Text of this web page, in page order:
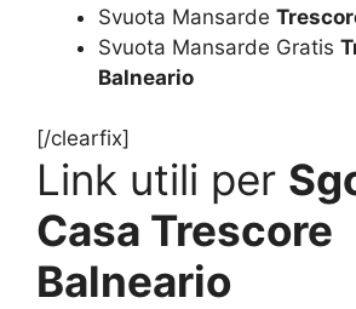
Svuota Mansarde
Svuota Mansarde Gratis
Balneario
[/clearfix]
Link utili per
Casa Trescore
Balneario